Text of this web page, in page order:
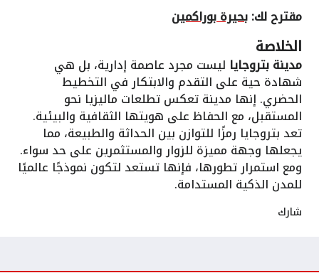
مقترح لك:بحيرة بوراكمين
الخلاصة
مدينة بتروجايا ليست مجرد عاصمة إدارية، بل هي
شهادة حية على التقدم والابتكار في التخطيط
الحضري. إنها مدينة تعكس تطلعات ماليزيا نحو
المستقبل، مع الحفاظ على هويتها الثقافية والبيئية.
تعد بتروجايا رمزًا للتوازن بين الحداثة والطبيعة، مما
يجعلها وجهة مميزة للزوار والمستثمرين على حد سواء.
ومع استمرار تطورها، فإنها تستعد لتكون نموذجًا عالميًا
للمدن الذكية المستدامة.
شارك